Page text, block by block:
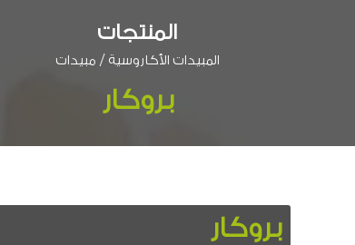
المنتجات
المبيدات الأكاروسية / مبيدات
بروكار
بروكار